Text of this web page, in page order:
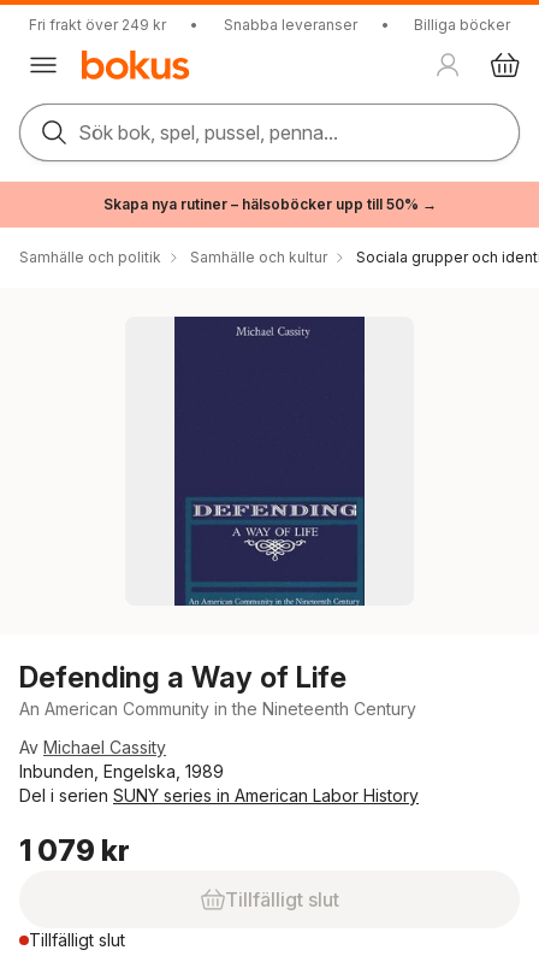
Fri frakt över 249 kr • Snabba leveranser • Billiga böcker
Sök bok, spel, pussel, penna...
Skapa nya rutiner – hälsoböcker upp till 50% →
Samhälle och politik Samhälle och kultur Sociala grupper och
Defending a Way of Life
An American Community in the Nineteenth Century
Av Michael Cassity
Inbunden, Engelska, 1989
Del i serien SUNY series in American Labor History
1 079 kr
Tillfälligt slut
Tillfälligt slut